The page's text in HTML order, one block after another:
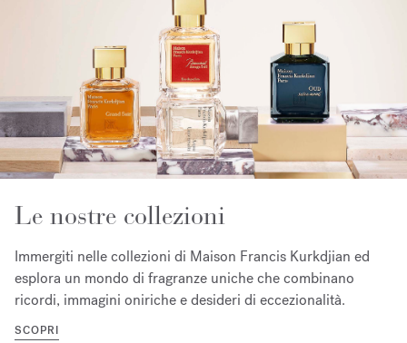
Le nostre collezioni
Immergiti nelle collezioni di Maison Francis Kurkdjian ed
esplora un mondo di fragranze uniche che combinano
ricordi, immagini oniriche e desideri di eccezionalità.
SCOPRI